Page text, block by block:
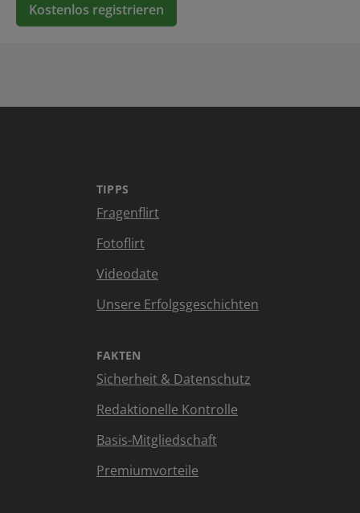
Kostenlos registrieren
TIPPS
Fragenflirt
Fotoflirt
Videodate
Unsere Erfolgsgeschichten
FAKTEN
Sicherheit & Datenschutz
Redaktionelle Kontrolle
Basis-Mitgliedschaft
Premiumvorteile